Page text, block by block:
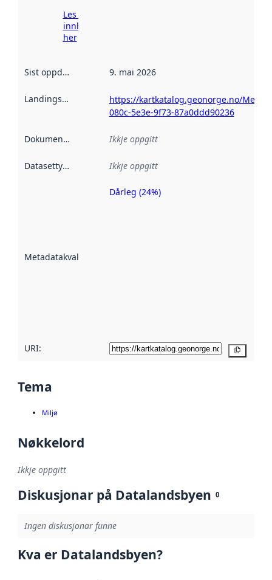
Les meir om
innhenting
her
Sist oppdatert 9. mai 2026
Landingsside
https://kartkatalog.geonorge.no/
080c-5e3e-9f73-87a0ddd90236
Dokumentasjon Ikkje oppgitt
Datasettype Ikkje oppgitt
Metadatakvalitet
Metadatakvalitet
Dårleg (24%)
URI:
Tema
Miljø
Nøkkelord
Ikkje oppgitt
Diskusjonar på Datalandsbyen 0
Ingen diskusjonar funne
Kva er Datalandsbyen?